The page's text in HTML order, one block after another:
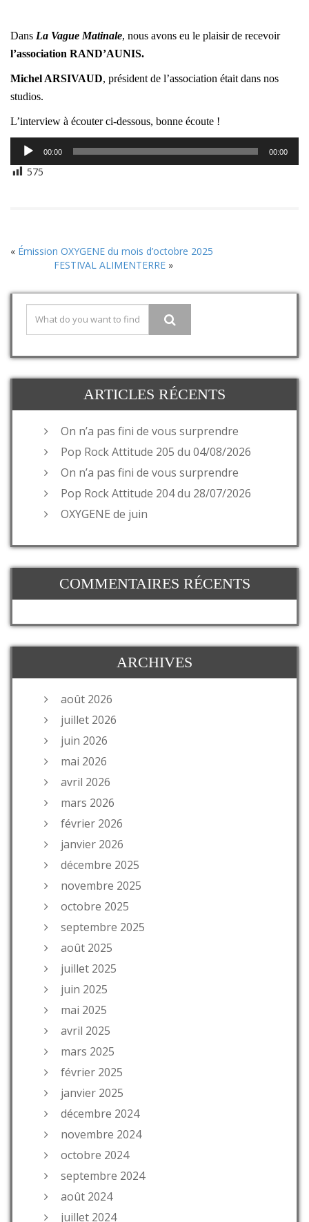
Dans La Vague Matinale, nous avons eu le plaisir de recevoir
l’association RAND’AUNIS.
Michel ARSIVAUD, président de l’association était dans nos
studios.
L’interview à écouter ci-dessous, bonne écoute !
Lecteur
audio
00:00 00:00
575
« Émission OXYGENE du mois d’octobre 2025
FESTIVAL ALIMENTERRE»
ARTICLES RÉCENTS
On n’a pas fini de vous surprendre
Pop Rock Attitude 205 du 04/08/2026
On n’a pas fini de vous surprendre
Pop Rock Attitude 204 du 28/07/2026
OXYGENE de juin
COMMENTAIRES RÉCENTS
ARCHIVES
août 2026
juillet 2026
juin 2026
mai 2026
avril 2026
mars 2026
février 2026
janvier 2026
décembre 2025
novembre 2025
octobre 2025
septembre 2025
août 2025
juillet 2025
juin 2025
mai 2025
avril 2025
mars 2025
février 2025
janvier 2025
décembre 2024
novembre 2024
octobre 2024
septembre 2024
août 2024
juillet 2024